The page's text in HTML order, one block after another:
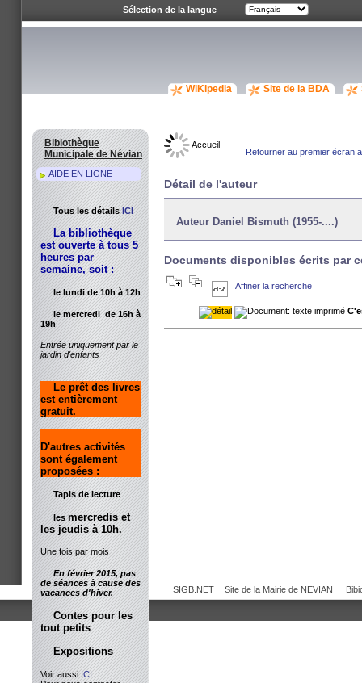
Accueil
WiKipedia Site de la BDA
Retourner au premier écran
Détail de l'auteur
Auteur Daniel Bismuth (1955-....)
Documents disponibles écrits par
Affiner la recherche
SIGB.NET Site de la Mairie de NEVIAN
Bibiothèque
Municipale de Névian
AIDE EN LIGNE
Tous les détailsICI
La bibliothèque
est ouverte à tous 5
heures par
semaine, soit :
le lundi de 10h à 12h
le mercredi de 16h à
19h
Entrée uniquement par le
jardin d'enfants
Le prêt des livres
est entièrement
gratuit.
D'autres activités
sont également
proposées :
Tapis de lecture
lesmercredis et
les jeudis à 10h.
Une fois par mois
En février 2015, pas
de séances à cause des
vacances d'hiver.
Contes pour les
tout petits
Expositions
Voir aussiICI
Sélection de la langue